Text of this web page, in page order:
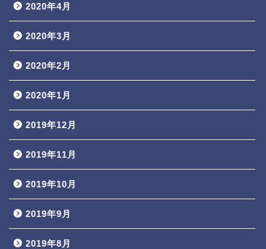
2020年4月
2020年3月
2020年2月
2020年1月
2019年12月
2019年11月
2019年10月
2019年9月
2019年8月